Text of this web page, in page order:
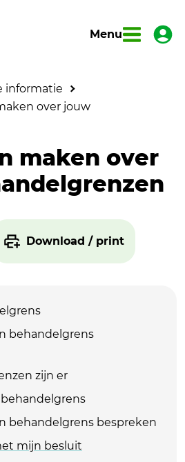
Menu
informatie
over jouw
maken over
Download / print
behandelgrens
zijn er
behandelgrens bespreken
mijn besluit